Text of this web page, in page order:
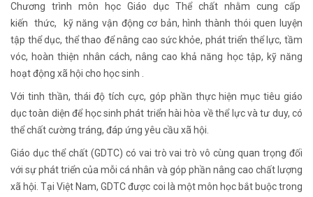
Chương trình môn học Giáo dục Thể chất nhằm cung cấp
kiến thức, kỹ năng vận động cơ bản, hình thành thói quen luyện
tập thể dục, thể thao để nâng cao sức khỏe, phát triển thể lực, tầm
vóc, hoàn thiện nhân cách, nâng cao khả năng học tập, kỹ năng
hoạt động xã hội cho học sinh .
Với tinh thần, thái độ tích cực, góp phần thực hiện mục tiêu giáo
dục toàn diện để học sinh phát triển hài hòa về thể lực và tư duy, có
thể chất cường tráng, đáp ứng yêu cầu xã hội.
Giáo dục thể chất (GDTC) có vai trò vai trò vô cùng quan trọng đối
với sự phát triển của mỗi cá nhân và góp phần nâng cao chất lượng
xã hội. Tại Việt Nam, GDTC được coi là một môn học bắt buộc trong